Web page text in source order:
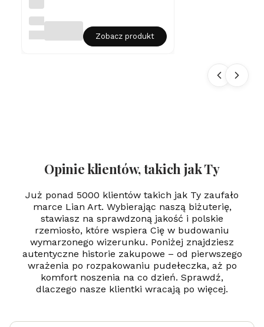
szy
k
Rz
LIAN
Zobacz produkt
Opinie klientów, takich jak Ty
Już ponad 5000 klientów takich jak Ty zaufało
marce Lian Art. Wybierając naszą biżuterię,
stawiasz na sprawdzoną jakość i polskie
rzemiosło, które wspiera Cię w budowaniu
wymarzonego wizerunku. Poniżej znajdziesz
autentyczne historie zakupowe – od pierwszego
wrażenia po rozpakowaniu pudełeczka, aż po
komfort noszenia na co dzień. Sprawdź,
dlaczego nasze klientki wracają po więcej.